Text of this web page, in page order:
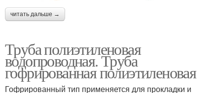
читать дальше →
Труба полиэтиленовая
водопроводная. Труба
гофрированная полиэтиленовая
Гофрированный тип применяется для прокладки и